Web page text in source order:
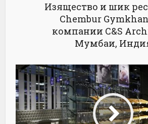
Изящество и шик
Chembur
компании C&S
Мумбаи,